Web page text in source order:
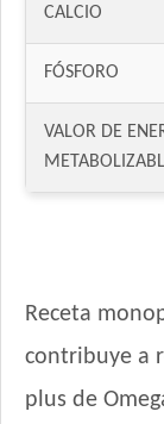
DogPro Perro
Dogpro Adulto
Dogpro Mordida
Dogpro Reduced
Dr. Cossia
Eminent Perro
Estampa Plus
Estampa Plus
CALCIO
FÓSFORO
VALOR DE
Receta
contribuye a
plus de